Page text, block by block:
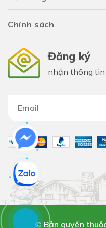
Chính sách
Đăng ký
nhận thông
© Bản quyền